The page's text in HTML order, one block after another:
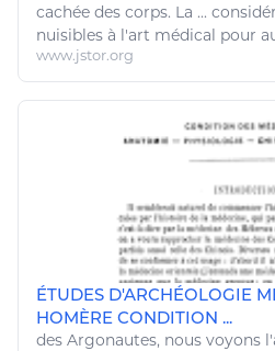
cachée des corps. La ...
nuisibles à l'art médical pour
www.jstor.org
ÉTUDES D'ARCHÉOLOGIE
HOMÈRE CONDITION ...
des Argonautes, nous voyons l'